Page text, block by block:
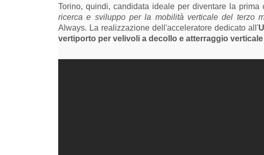
Torino, quindi, candidata ideale per diventare la
ricerca e sviluppo per la mobilità verticale del terzo
Always. La realizzazione dell'acceleratore dedicato all'
vertiporto per velivoli a decollo e atterraggio verticale